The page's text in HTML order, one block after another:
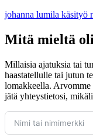
johanna lumila käsityö
Mitä mieltä
Millaisia ajatuksia tai
haastatellulle tai jutun
lomakkeella. Arvomme
jätä yhteystietosi,